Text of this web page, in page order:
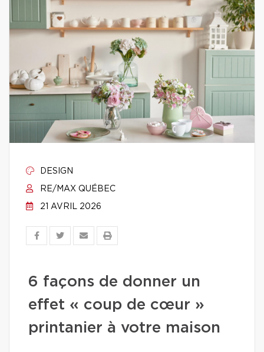
DESIGN
RE/MAX QUÉBEC
21 AVRIL 2026
6 façons de donner un
effet « coup de cœur »
printanier à votre maison